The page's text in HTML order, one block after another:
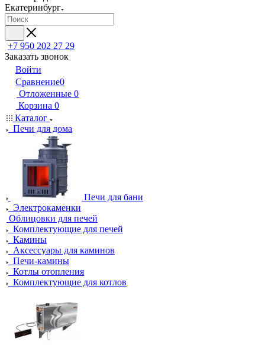
Екатеринбург
+7 950 202 27 29
Заказать звонок
Войти
Сравнение0
Отложенные 0
Корзина 0
Каталог
Печи для дома
Печи для бани
Электрокаменки
Облицовки для печей
Комплектующие для печей
Камины
Аксессуары для каминов
Печи-камины
Котлы отопления
Комплектующие для котлов